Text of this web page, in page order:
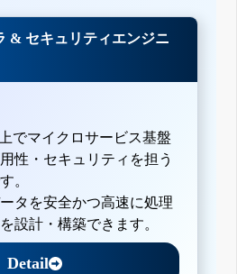
& セキュリティエンジニ
でマイクロサービス基盤
性・セキュリティを担う
。
タを安全かつ高速に処理
設計・構築できます。
Detail